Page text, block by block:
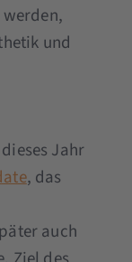
und
Jahr
, das
auch